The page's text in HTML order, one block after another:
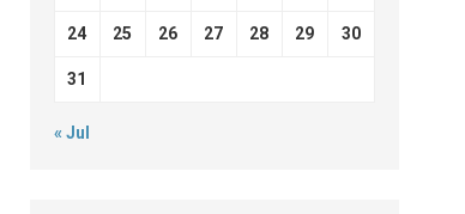
24 25 26 27 28 29 30
31
« Jul